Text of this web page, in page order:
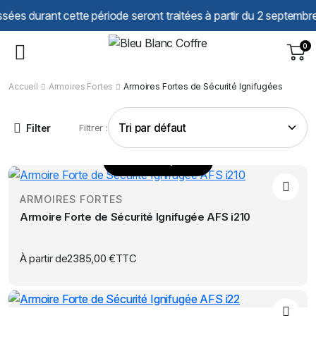
durant cette période seront traitées à partir du 2
0
Accueil Armoires Fortes Armoires Fortes de Sécurité Ignifugées
Filter Filtrer :
Ce
produit
a
plusieurs
Les
être
ARMOIRES FORTES
Armoire Forte de Sécurité Ignifugée AFS i210
À partir de2385,00 €TTC
Panneau de gestion des cookies